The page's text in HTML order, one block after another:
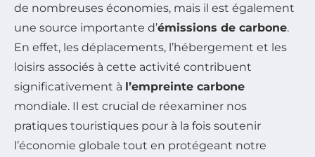
de nombreuses économies, mais il est également
une source importante d’émissions de carbone.
En effet, les déplacements, l’hébergement et les
loisirs associés à cette activité contribuent
significativement à l’empreinte carbone
mondiale. Il est crucial de réexaminer nos
pratiques touristiques pour à la fois soutenir
l’économie globale tout en protégeant notre